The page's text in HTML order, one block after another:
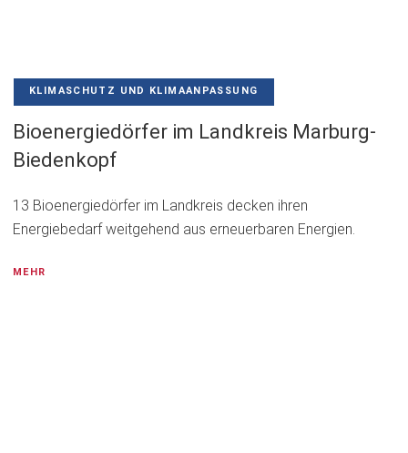
KLIMASCHUTZ UND KLIMAANPASSUNG
Bioenergiedörfer im Landkreis Marburg-
Biedenkopf
13 Bioenergiedörfer im Landkreis decken ihren
Energiebedarf weitgehend aus erneuerbaren Energien.
MEHR